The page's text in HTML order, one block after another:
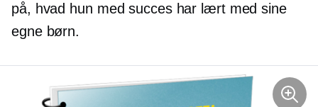
på, hvad hun med succes har lært med sine
egne børn.